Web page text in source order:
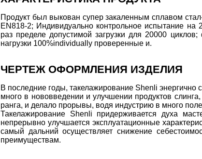
Продукт был выкован супер закаленным сплавом
EN818-2; Индивидуально контрольное испытание на
раз пределе допустимой загрузки для 20000
нагрузки 100%individually проверенные и.
ЧЕРТЕЖ ОФОРМЛЕНИЯ ИЗДЕЛИЯ
В последние годы, такелажирование Shenli
много в нововведении и улучшении продуктов
ранга, и делало прорывы, водя индустрию в много
Такелажирование Shenli придерживается духа
непрерывно улучшается эксплуатационные
самый дальний осуществляет снижение
преимуществам.